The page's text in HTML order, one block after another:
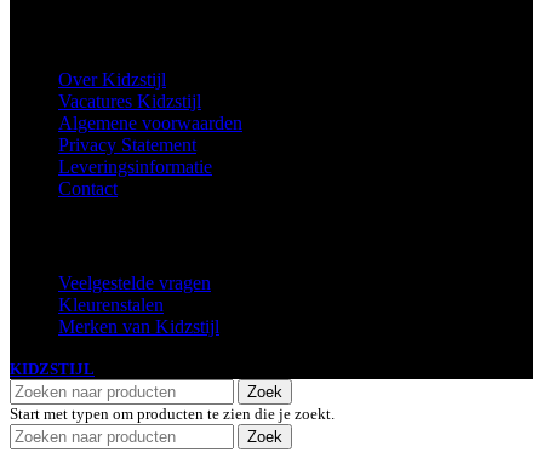
Over Kidzstijl
Vacatures Kidzstijl
Algemene voorwaarden
Privacy Statement
Leveringsinformatie
Contact
Veelgestelde vragen
Kleurenstalen
Merken van Kidzstijl
KIDZSTIJL
Zoek
Start met typen om producten te zien die je zoekt.
Zoek